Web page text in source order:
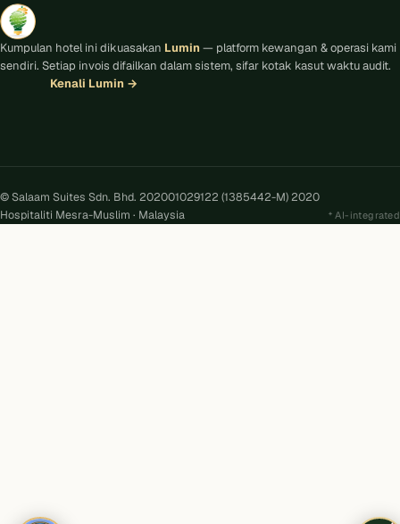
Kumpulan hotel ini dikuasakan Lumin — platform kewangan & operasi kami
sendiri. Setiap invois difailkan dalam sistem, sifar kotak kasut waktu audit.
Kenali Lumin →
© Salaam Suites Sdn. Bhd. 202001029122 (1385442-M) 2020
Hospitaliti Mesra-Muslim · Malaysia
AI-integrated